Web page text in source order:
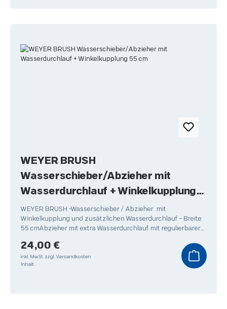
WEYER BRUSH
Wasserschieber/Abzieher mit
Wasserdurchlauf + Winkelkupplung
55 cm
WEYER BRUSH -Wasserschieber / Abzieher mit
Winkelkupplung und zusätzlichen Wasserdurchlauf - Breite
55 cmAbzieher mit extra Wasserdurchlauf mit regulierbarer
Regulärer Preis:
24,00 €
inkl. MwSt. zzgl. Versandkosten
Inhalt: